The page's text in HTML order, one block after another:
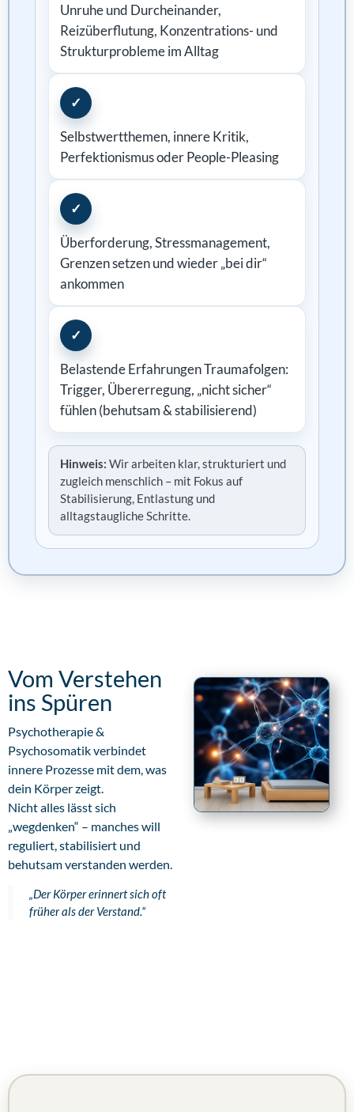
Unruhe und Durcheinander,
Reizüberflutung, Konzentrations- und
Strukturprobleme im Alltag
✓
Selbstwertthemen, innere Kritik,
Perfektionismus oder People-Pleasing
✓
Überforderung, Stressmanagement,
Grenzen setzen und wieder „bei dir“
ankommen
✓
Belastende Erfahrungen Traumafolgen:
Trigger, Übererregung, „nicht sicher“
fühlen (behutsam & stabilisierend)
Hinweis: Wir arbeiten klar, strukturiert und
zugleich menschlich – mit Fokus auf
Stabilisierung, Entlastung und
alltagstaugliche Schritte.
Vom Verstehen
ins Spüren
Psychotherapie &
Psychosomatik verbindet
innere Prozesse mit dem, was
dein Körper zeigt.
Nicht alles lässt sich
„wegdenken“ – manches will
reguliert, stabilisiert und
behutsam verstanden werden.
„Der Körper erinnert sich oft
früher als der Verstand.“